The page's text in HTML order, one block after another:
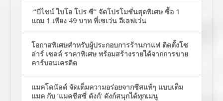
“บีไชน์ ไบโอ โปร ซี” จัดโปรโมชั่นสุดพิเศษ ซื้อ 1
แถม 1 เพียง 49 บาท ที่เซเว่น อีเลฟเว่น
โอกาสพิเศษสำหรับผู้ประกอบการร้านกาแฟ ติดตั้งโซ
ล่าร์ เซลล์ ราคาพิเศษ พร้อมสร้างรายได้จากการขาย
คาร์บอนเครดิต
แมคโดนัลด์ จัดเต็มความอร่อยจากชีสแท้ๆ แบบเต็ม
แมค กับ ‘แมคชีสซี่ ดังก์’ ดังก์สนุกได้ทุกเมนู